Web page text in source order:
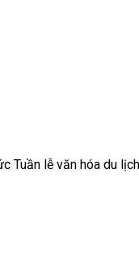
Tuần lễ văn hóa du